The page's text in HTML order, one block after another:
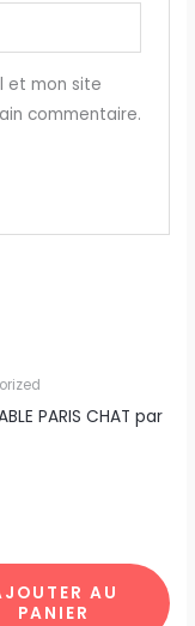
et mon site
commentaire.
PARIS CHAT par
AU
PANIER